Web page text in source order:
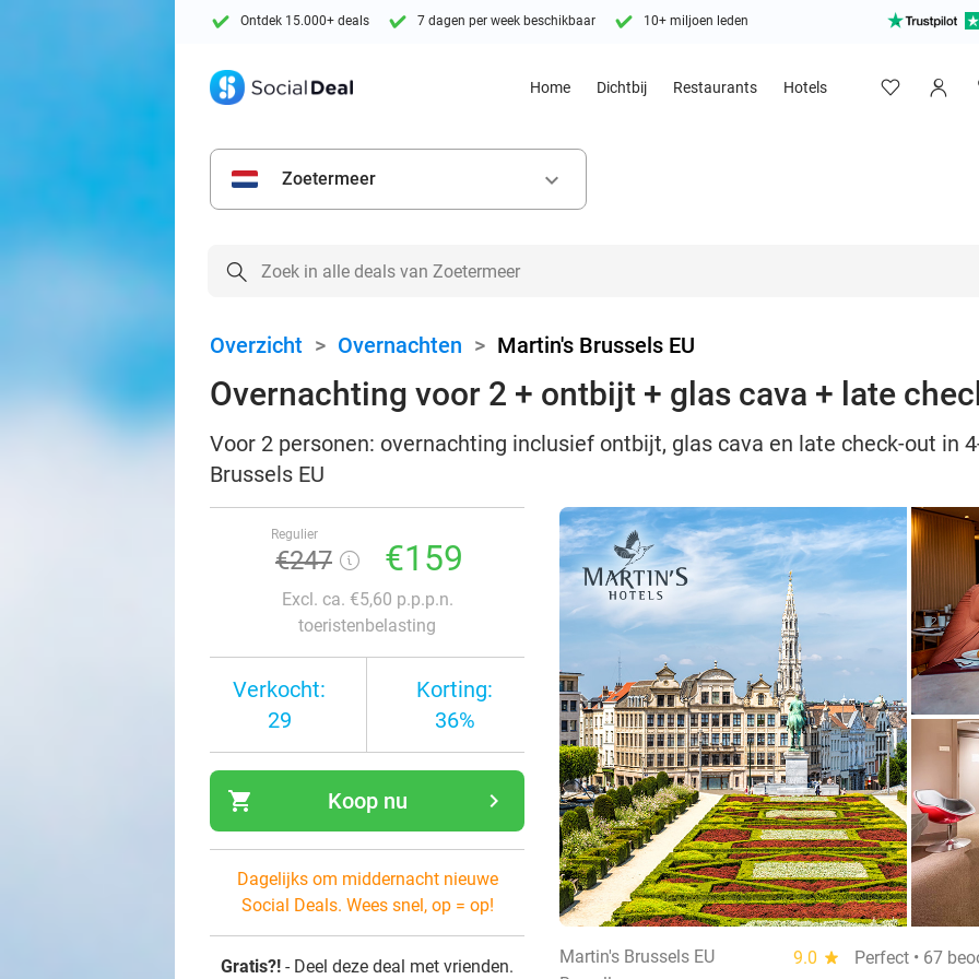
Ontdek 15.000+ deals 7 dagen per week beschikbaar 10+ miljoen leden
Home Dichtbij Restaurants Hotels
Zoetermeer keyboard_arrow_down
Overzicht > Overnachten > Martin's Brussels EU
Overnachting voor 2 + ontbijt + glas cava + late
Voor 2 personen: overnachting inclusief ontbijt, glas cava en late check-out in
Brussels EU
Regulier
€247 €159
Excl. ca. €5,60 p.p.p.n.
toeristenbelasting
Verkocht:
29
Korting:
36%
shopping_cart navigate_next
Koop nu
Dagelijks om middernacht nieuwe
Social Deals. Wees snel, op = op!
Gratis?! - Deel deze deal met vrienden.
Martin's Brussels EU 9.0 star
Perfect • 67